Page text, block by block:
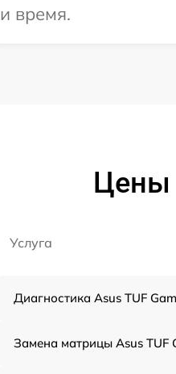
и время.
Цены
Услуга
Диагностика Asus TUF
Замена матрицы Asus TUF